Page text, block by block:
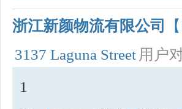
浙江新颜物流有限公司
3137 Laguna Street 用户
1